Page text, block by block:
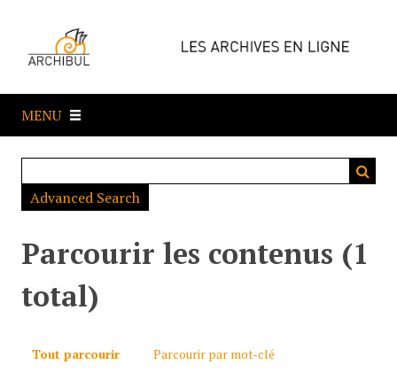
e
a
MENU
Advanced Search
Parcourir les contenus (1
total)
Tout parcourir
Parcourir par mot-clé